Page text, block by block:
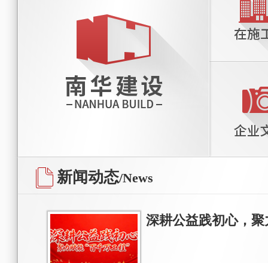
新闻动态/News
深耕公益践初心，